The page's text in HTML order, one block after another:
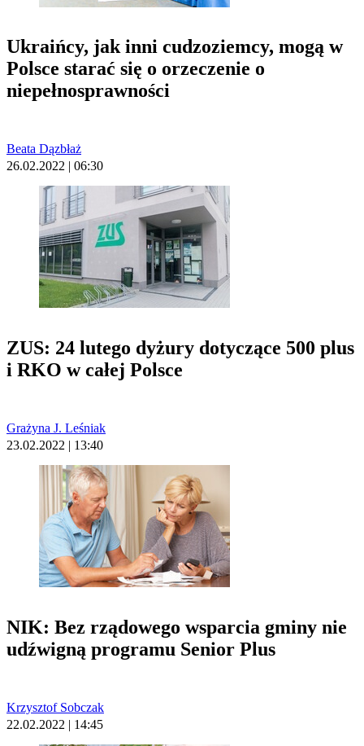
Ukraińcy, jak inni cudzoziemcy, mogą w
Polsce starać się o orzeczenie o
niepełnosprawności
Beata Dązbłaż
26.02.2022 | 06:30
ZUS: 24 lutego dyżury dotyczące 500 plus
i RKO w całej Polsce
Grażyna J. Leśniak
23.02.2022 | 13:40
NIK: Bez rządowego wsparcia gminy nie
udźwigną programu Senior Plus
Krzysztof Sobczak
22.02.2022 | 14:45